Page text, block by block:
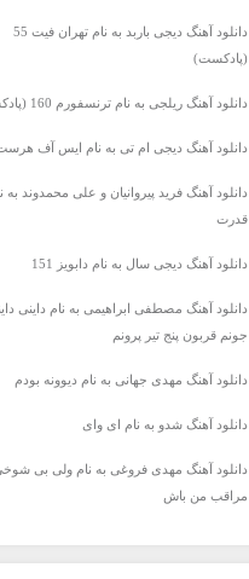
دانلود آهنگ دیجی باربد به نام تهران فیت 55
(پادکست)
دانلود آهنگ ریلجی به نام ترنسفورم 160 (پادکست)
دانلود آهنگ دیجی ام تی به نام ایس آف هرست
دانلود آهنگ فرید پیروانیان و علی محمدوند به
قدرت
دانلود آهنگ دیجی سال به نام دابویز 151
دانلود آهنگ مصطفی ابراهیمی به نام داینی
جونم قربون پنج تیر پرونم
دانلود آهنگ مهدی جهانی به نام دیوونه بودم
دانلود آهنگ شدو به نام ای وای
دانلود آهنگ مهدی فروغی به نام ولی بی
مراقب من باش